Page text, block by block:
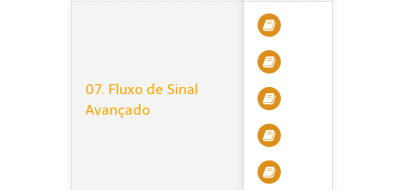
07. Fluxo de Sinal
Avançado